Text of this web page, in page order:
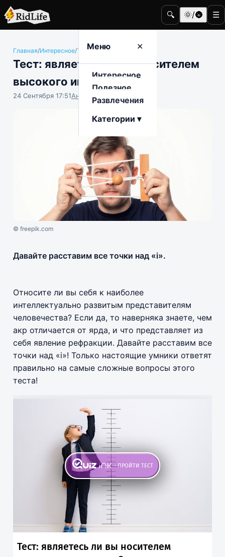
🔍 🌞/🌚 ☰
Меню ✕
Интересное
Полезное
Развлечения
Категории ▾
Главная/Интересное/Тесты
Тест: являетесь ли вы носителем
высокого интеллекта?
24 Сентября 17:51Анастасия Попова
© freepik.com
Давайте расставим все точки над «i».
Относите ли вы себя к наиболее
интеллектуально развитым представителям
человечества? Если да, то наверняка знаете, чем
акр отличается от ярда, и что представляет из
себя явление рефракции. Давайте расставим все
точки над «i»! Только настоящие умники ответят
правильно на самые сложные вопросы этого
теста!